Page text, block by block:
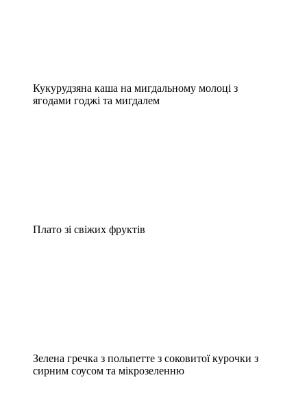
Кукурудзяна каша на мигдальному молоці з
ягодами годжі та мигдалем
Плато зі свіжих фруктів
Зелена гречка з польпетте з соковитої курочки з
сирним соусом та мікрозеленню